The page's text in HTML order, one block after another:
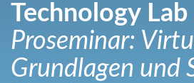
Technology Lab
Proseminar:
Grundlagen und